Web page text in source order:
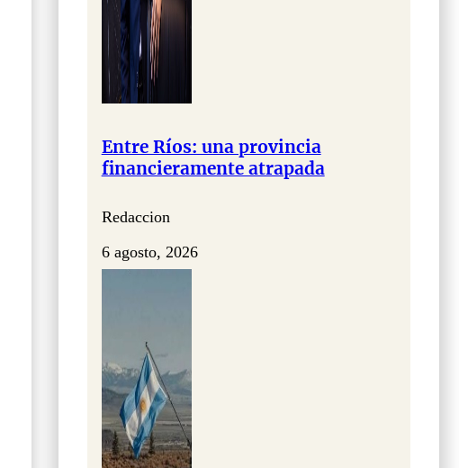
Entre Ríos: una provincia
financieramente atrapada
Redaccion
6 agosto, 2026